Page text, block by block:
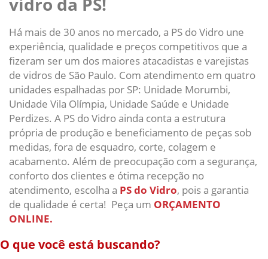
O que você está buscando?
Há mais de 30 anos no mercado, a PS do Vidro une
experiência, qualidade e preços competitivos que a
fizeram ser um dos maiores atacadistas e varejistas
de vidros de São Paulo. Com atendimento em quatro
unidades espalhadas por SP: Unidade Morumbi,
Unidade Vila Olímpia, Unidade Saúde e Unidade
Perdizes. A PS do Vidro ainda conta a estrutura
própria de produção e beneficiamento de peças sob
medidas, fora de esquadro, corte, colagem e
acabamento. Além de preocupação com a segurança,
conforto dos clientes e ótima recepção no
atendimento, escolha a PS do Vidro, pois a garantia
de qualidade é certa! Peça um ORÇAMENTO
ONLINE.